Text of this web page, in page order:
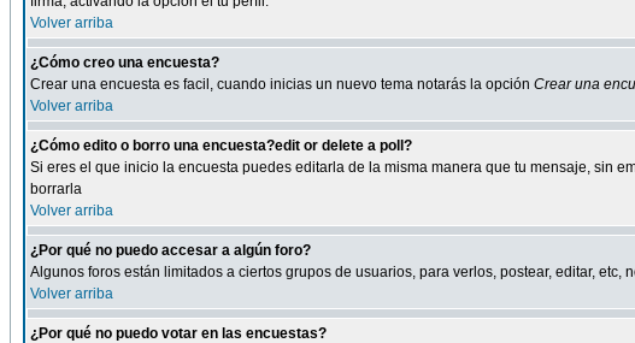
Volver arriba
¿Cómo creo una encuesta?
Crear una encuesta es facil, cuando inicias un nuevo tema notarás la opción Crear una
Volver arriba
¿Cómo edito o borro una encuesta?edit or delete a poll?
Si eres el que inicio la encuesta puedes editarla de la misma manera que tu mensaje, sin
borrarla
Volver arriba
¿Por qué no puedo accesar a algún foro?
Algunos foros están limitados a ciertos grupos de usuarios, para verlos, postear, editar,
Volver arriba
¿Por qué no puedo votar en las encuestas?